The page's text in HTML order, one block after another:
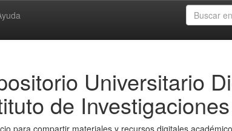
Universitario
de
para compartir materiales y recursos digitales